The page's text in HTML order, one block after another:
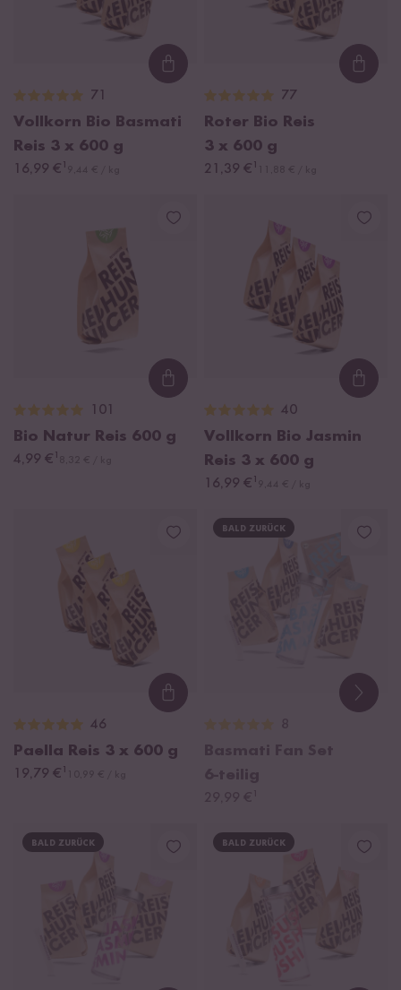
Loading...
71
Vollkorn Bio Basmati
Reis 3 x 600 g
16,99 € ¹
77
Roter Bio Reis
3 x 600 g
21,39 € ¹
Loading...
101
Bio Natur Reis 600 g
4,99 € ¹
40
Vollkorn Bio Jasmin
Reis 3 x 600 g
16,99 € ¹
Loading...
46
Paella Reis 3 x 600 g
19,79 € ¹
BALD ZURÜCK
BALD ZURÜCK BALD ZURÜCK